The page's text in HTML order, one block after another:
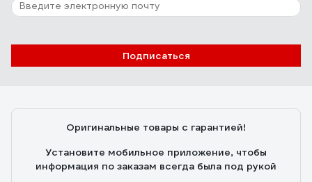
Подписаться
Оригинальные товары с гарантией!
Установите мобильное приложение, чтобы
информация по заказам всегда была под рукой